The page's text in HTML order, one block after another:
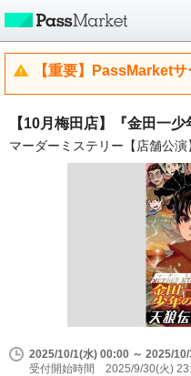
【重要】PassMarket
【10月梅田店】『金田一
マーダーミステリー【店舗公演
2025/10/1(水) 00:00 ～ 2025/
受付開始時間 2025/9/30(火)